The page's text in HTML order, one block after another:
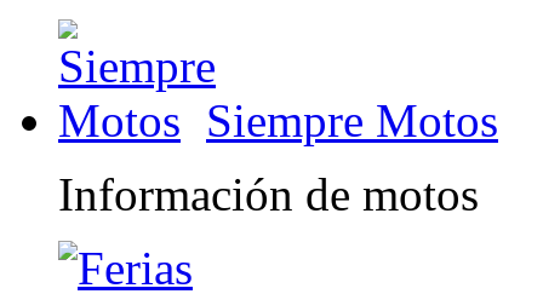
Siempre Motos
Información de motos